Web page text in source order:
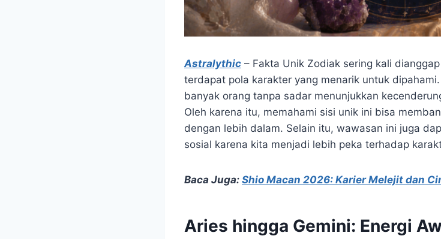
Astralythic – Fakta Unik Zodiak sering kali
terdapat pola karakter yang menarik untuk
banyak orang tanpa sadar menunjukkan
Oleh karena itu, memahami sisi unik ini bisa
dengan lebih dalam. Selain itu, wawasan ini juga
sosial karena kita menjadi lebih peka terhadap
Baca Juga: Shio Macan 2026: Karier Melejit dan
Aries hingga Gemini: Energi